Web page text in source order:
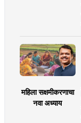
महिला सक्षमीकरणाचा
नवा अध्याय